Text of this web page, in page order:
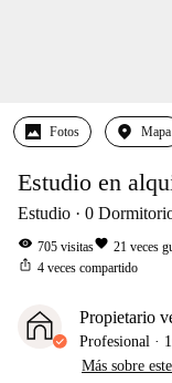
Fotos Mapa
Estudio en
Estudio 0
visibility 705 visitasfavorite 21 veces
ios_share 4 veces compartido
Propietario
Profesional ·
Más sobre